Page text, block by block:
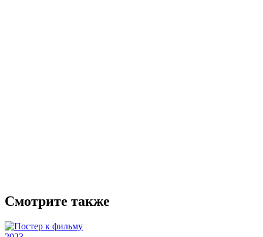
Смотрите также